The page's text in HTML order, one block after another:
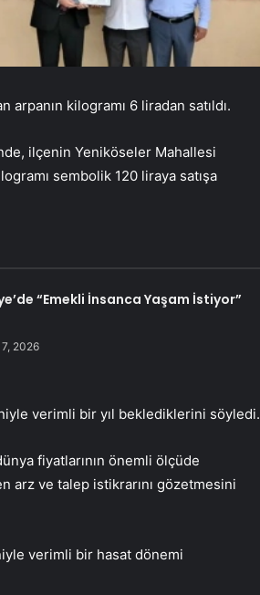
kilogramı 6 liradan satıldı.
ilçenin Yeniköseler Mahallesi
sembolik 120 liraya satışa
“Emekli İnsanca Yaşam İstiyor”
2026
verimli bir yıl beklediklerini söyledi.
fiyatlarının önemli ölçüde
ve talep istikrarını gözetmesini
verimli bir hasat dönemi